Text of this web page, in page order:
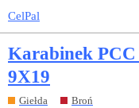
CelPal
Karabinek
9X19
Giełda Broń